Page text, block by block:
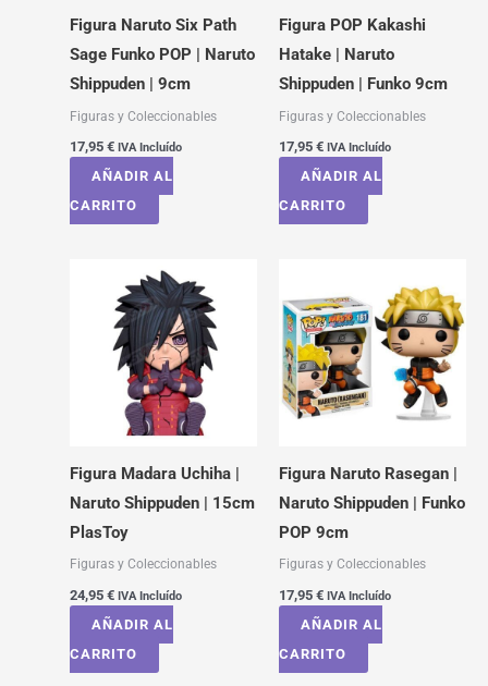
Figura Naruto Six Path
Sage Funko POP | Naruto
Shippuden | 9cm
Figuras y Coleccionables
17,95 € IVA Incluído
AÑADIR AL
CARRITO
Figura POP Kakashi
Hatake | Naruto
Shippuden | Funko 9cm
Figuras y Coleccionables
17,95 € IVA Incluído
AÑADIR AL
CARRITO
Figura Madara Uchiha |
Naruto Shippuden | 15cm
PlasToy
Figuras y Coleccionables
24,95 € IVA Incluído
AÑADIR AL
CARRITO
Figura Naruto Rasegan |
Naruto Shippuden | Funko
POP 9cm
Figuras y Coleccionables
17,95 € IVA Incluído
AÑADIR AL
CARRITO